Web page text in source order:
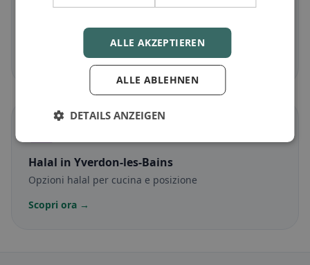
Opzioni senza glutine e consigli della community
Scopri ora →
Halal in Yverdon-les-Bains
Opzioni halal per cucina e posizione
Scopri ora →
ALLE AKZEPTIEREN
ALLE ABLEHNEN
DETAILS ANZEIGEN